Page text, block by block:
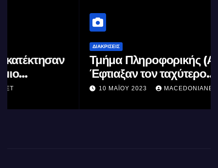
Τμήμα Πληροφορικής (ΑΠΘ) :
Έφτιαξαν τον ταχύτερο
επεξεργαστή AI στον κόσμο με τη
MACEDONIANET